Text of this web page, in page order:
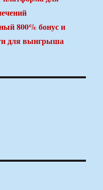
800% бонус и
для выигрыша